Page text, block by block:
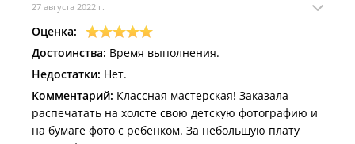
27 августа 2022 г.
Оценка:
Достоинства: Время выполнения.
Недостатки: Нет.
Комментарий: Классная мастерская! Заказала
распечатать на холсте свою детскую фотографию и
на бумаге фото с ребёнком. За небольшую плату